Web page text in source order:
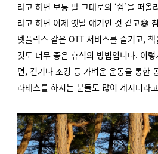
라고 하면 보통 말 그대로의 ‘쉼’을 떠
라고 하면 이제 옛날 얘기인 것 같고😅
넷플릭스 같은 OTT 서비스를 즐기고,
것도 너무 좋은 휴식의 방법입니다. 이
면, 걷기나 조깅 등 가벼운 운동을 통한
라테스를 하시는 분들도 많이 계시더라